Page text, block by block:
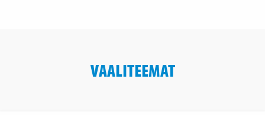
VAALITEEMAT